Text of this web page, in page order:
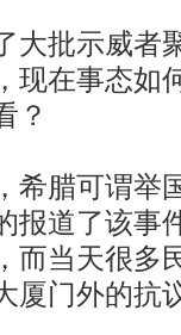
批示威者
现在事态如
？
腊可谓举
报道了该事
而当天很多
厦门外的抗